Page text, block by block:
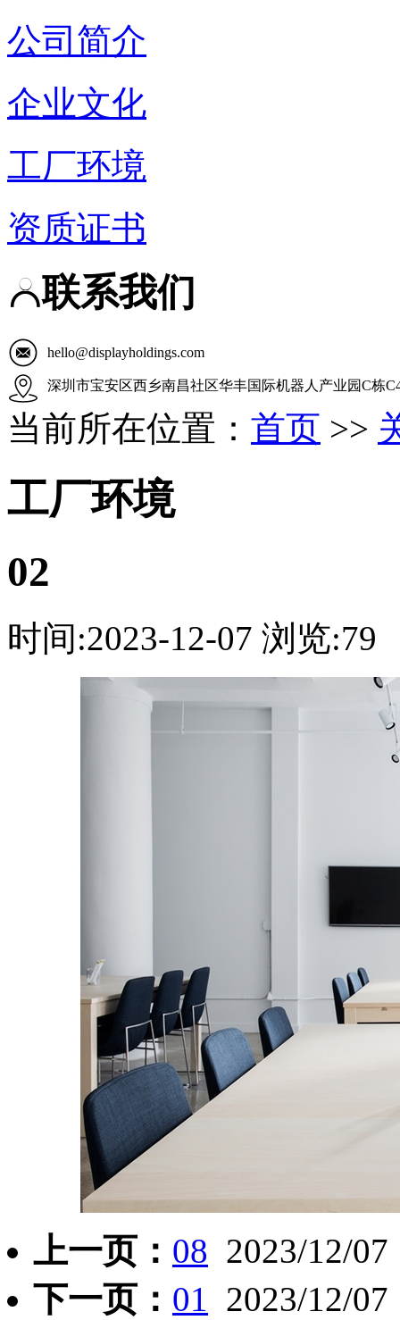
公司简介
企业文化
工厂环境
资质证书
联系我们
hello@displayholdings.com
深圳市宝安区西乡南昌社区华丰国际机器人产业园C栋
当前所在位置： 首页 >>
工厂环境
02
时间:2023-12-07 浏览:79
上一页： 08 2023/12/07
下一页： 01 2023/12/07